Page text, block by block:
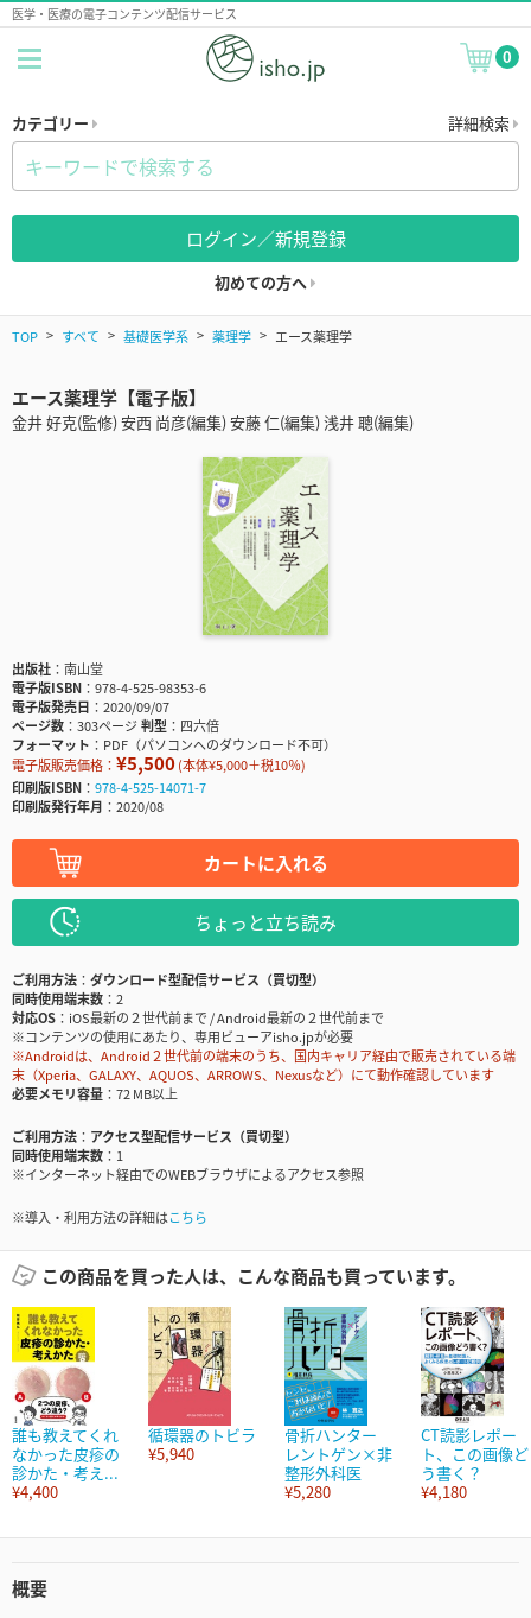
医学・医療の電子コンテンツ配信サービス
0
カテゴリー 詳細検索
ログイン／新規登録
初めての方へ
TOP すべて 基礎医学系 薬理学 エース薬理学
エース薬理学【電子版】
金井 好克(監修) 安西 尚彦(編集) 安藤 仁(編集) 浅井 聰(編集)
出版社
南山堂
電子版ISBN
978-4-525-98353-6
電子版発売日
2020/09/07
ページ数
303ページ判型
四六倍
フォーマット
PDF（パソコンへのダウンロード不可）
電子版販売価格： ¥5,500(本体¥5,000＋税10％)
印刷版ISBN
978-4-525-14071-7
印刷版発行年月
2020/08
カートに入れる
ちょっと立ち読み
ご利用方法
ダウンロード型配信サービス（買切型）
同時使用端末数
2
対応OS
iOS最新の２世代前まで / Android最新の２世代前まで
※コンテンツの使用にあたり、専用ビューアisho.jpが必要
※Androidは、Android２世代前の端末のうち、国内キャリア経由で販売されている端
末（Xperia、GALAXY、AQUOS、ARROWS、Nexusなど）にて動作確認しています
必要メモリ容量
72 MB以上
ご利用方法
アクセス型配信サービス（買切型）
同時使用端末数
1
※インターネット経由でのWEBブラウザによるアクセス参照
※導入・利用方法の詳細はこちら
この商品を買った人は、こんな商品も買っています。
誰も教えてくれ
なかった皮疹の
診かた・考え...
¥4,400
循環器のトビラ
¥5,940
骨折ハンター
レントゲン×非
整形外科医
¥5,280
CT読影レポー
ト、この画像ど
う書く？
¥4,180
概要